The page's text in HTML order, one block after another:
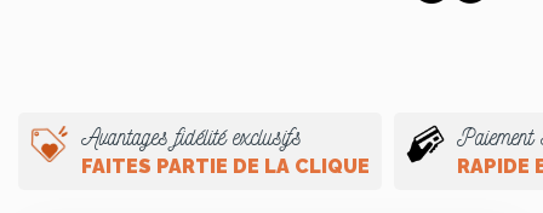
Avantages fidélité exclusifs
FAITES PARTIE DE LA CLIQUE
Paiement
RAPIDE